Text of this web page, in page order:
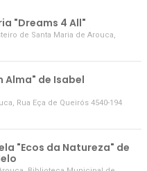
"Dreams 4 All"
de Santa Maria de Arouca,
Alma" de Isabel
, Rua Eça de Queirós 4540-194
"Ecos da Natureza" de